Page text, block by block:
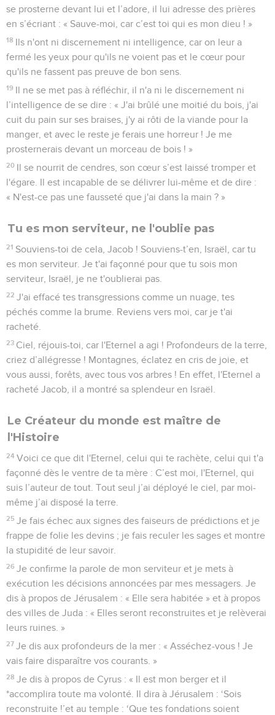
se prosterne devant lui et l’adore, il lui adresse des prières
en s’écriant : « Sauve-moi, car c’est toi qui es mon dieu ! »
18 Ils n'ont ni discernement ni intelligence, car on leur a
fermé les yeux pour qu'ils ne voient pas et le cœur pour
qu'ils ne fassent pas preuve de bon sens.
19 Il ne se met pas à réfléchir, il n'a ni le discernement ni
l’intelligence de se dire : « J'ai brûlé une moitié du bois, j'ai
cuit du pain sur ses braises, j'y ai rôti de la viande pour la
manger, et avec le reste je ferais une horreur ! Je me
prosternerais devant un morceau de bois ! »
20 Il se nourrit de cendres, son cœur s’est laissé tromper et
l'égare. Il est incapable de se délivrer lui-même et de dire :
« N'est-ce pas une fausseté que j'ai dans la main ? »
Tu es mon serviteur, ne l'oublie pas
21 Souviens-toi de cela, Jacob ! Souviens-t’en, Israël, car tu
es mon serviteur. Je t'ai façonné pour que tu sois mon
serviteur, Israël, je ne t'oublierai pas.
22 J'ai effacé tes transgressions comme un nuage, tes
péchés comme la brume. Reviens vers moi, car je t'ai
racheté.
23 Ciel, réjouis-toi, car l'Eternel a agi ! Profondeurs de la terre,
criez d’allégresse ! Montagnes, éclatez en cris de joie, et
vous aussi, forêts, avec tous vos arbres ! En effet, l'Eternel a
racheté Jacob, il a montré sa splendeur en Israël.
Le Créateur du monde est maître de
l'Histoire
24 Voici ce que dit l'Eternel, celui qui te rachète, celui qui t'a
façonné dès le ventre de ta mère : C’est moi, l'Eternel, qui
suis l’auteur de tout. Tout seul j’ai déployé le ciel, par moi-
même j’ai disposé la terre.
25 Je fais échec aux signes des faiseurs de prédictions et je
frappe de folie les devins ; je fais reculer les sages et montre
la stupidité de leur savoir.
26 Je confirme la parole de mon serviteur et je mets à
exécution les décisions annoncées par mes messagers. Je
dis à propos de Jérusalem : « Elle sera habitée » et à propos
des villes de Juda : « Elles seront reconstruites et je relèverai
leurs ruines. »
27 Je dis aux profondeurs de la mer : « Asséchez-vous ! Je
vais faire disparaître vos courants. »
28 Je dis à propos de Cyrus : « Il est mon berger et il
*accomplira toute ma volonté. Il dira à Jérusalem : ‘Sois
reconstruite !’et au temple : ‘Que tes fondations soient